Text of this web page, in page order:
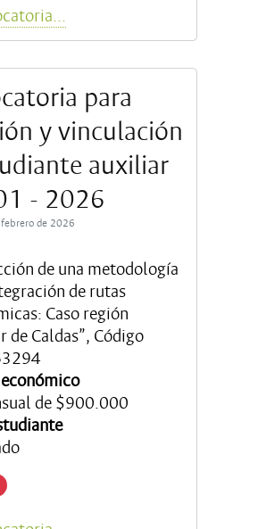
para
y vinculación
auxiliar
- 2026
de 2026
de una metodología
de rutas
Caso región
de Caldas”, Código
de $900.000